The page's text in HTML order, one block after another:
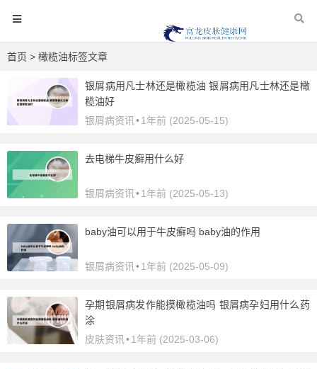
首页 > 橄榄油标签文章
银屑病用凡士林还是橄榄油 银屑病用凡士林还是橄
榄油好
银屑病资讯 •1年前 (2025-05-15)
去电梯牛皮癣用什么好
银屑病资讯 •1年前 (2025-05-13)
baby油可以用于牛皮癣吗 baby油的作用
银屑病资讯 •1年前 (2025-05-09)
孕期银屑病发作能摸橄榄油吗 银屑病孕妇用什么药
涂
皮肤资讯 •1年前 (2025-03-06)